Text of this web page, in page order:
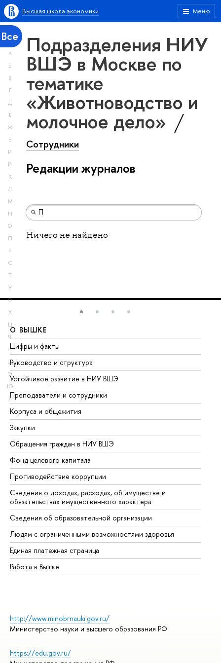
Меню
Высшая школа экономики
Все
А
Б
В
Г
Д
Е
Ж
З
И
Й
К
Л
М
Н
О
П
Р
С
Т
У
Ф
Х
Ц
Ч
Ш
Щ
Э
Ю
Я
Подразделения НИУ
ВШЭ в Москве по
тематике
«Животноводство и
молочное дело»
Сотрудники
Редакции журналов
Ничего не найдено
О ВЫШКЕ
Цифры и факты
Руководство и структура
Устойчивое развитие в НИУ ВШЭ
Преподаватели и сотрудники
Корпуса и общежития
Закупки
Обращения граждан в НИУ ВШЭ
Фонд целевого капитала
Противодействие коррупции
Сведения о доходах, расходах, об имуществе и
обязательствах имущественного характера
Сведения об образовательной организации
Людям с ограниченными возможностями здоровья
Единая платежная страница
Работа в Вышке
http://www.minobrnauki.gov.ru/
Министерство науки и высшего образования РФ
https://edu.gov.ru/